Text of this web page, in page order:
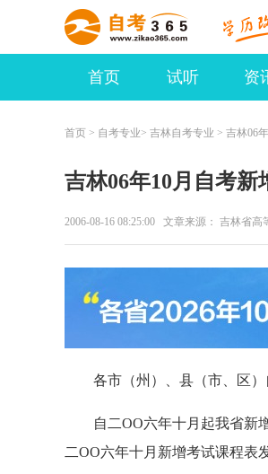
首页 试听 资
首页 > 自考专业> 吉林自考专业 > 吉林06
吉林06年10月自考新
2006-08-16 08:25:00 文章来源： 吉林省
各市（州）、县（市、区）
自二OO六年十月起我省新增
二OO六年十月新增考试课程表